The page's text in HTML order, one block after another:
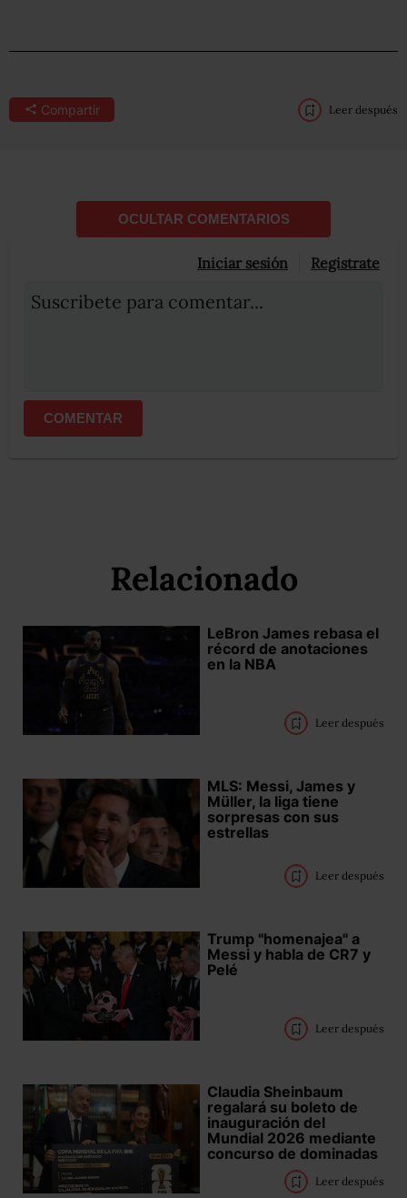
Compartir Leer después
OCULTAR COMENTARIOS
Iniciar sesión Registrate
Suscribete para comentar...
COMENTAR
Relacionado
LeBron James rebasa el
récord de anotaciones
en la NBA
Leer después
MLS: Messi, James y
Müller, la liga tiene
sorpresas con sus
estrellas
Leer después
Trump "homenajea" a
Messi y habla de CR7 y
Pelé
Leer después
Claudia Sheinbaum
regalará su boleto de
inauguración del
Mundial 2026 mediante
concurso de dominadas
Leer después